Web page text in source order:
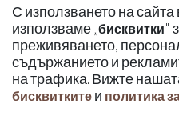
С използването на
използваме „бисквитки"
преживяването,
съдържанието и
на трафика. Вижте
бисквитките и политика